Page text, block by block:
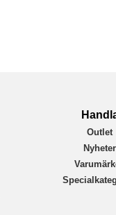
Outlet
Nyheter